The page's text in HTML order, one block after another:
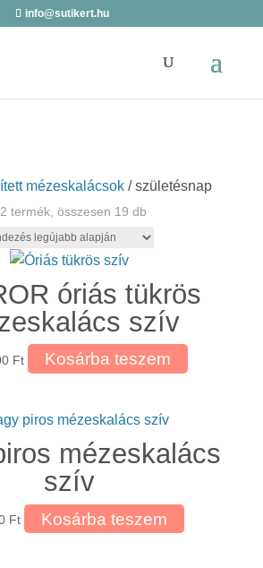
info@sutikert.hu
mézeskalácsok/ születésnap
termék, összesen 19 dbSorted
by
óriás tükrös
szív
Ft Kosárba teszem
mézeskalács
szív
Ft Kosárba teszem